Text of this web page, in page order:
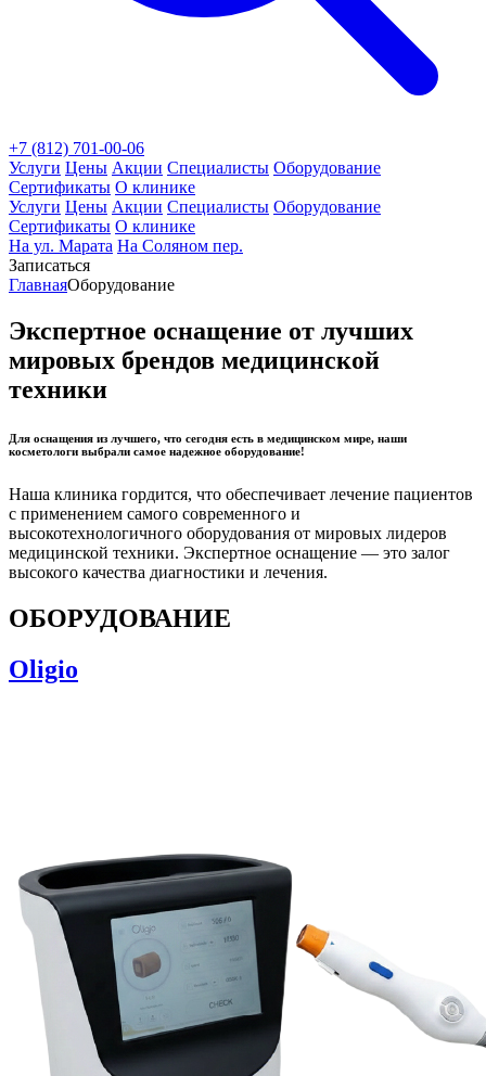
+7 (812) 701-00-06
Услуги Цены Акции Специалисты Оборудование
Сертификаты О клинике
Услуги Цены Акции Специалисты Оборудование
Сертификаты О клинике
На ул. Марата На Соляном пер.
Записаться
ГлавнаяОборудование
Экспертное оснащение от лучших
мировых брендов медицинской
техники
Для оснащения из лучшего, что сегодня есть в медицинском мире, наши
косметологи выбрали самое надежное оборудование!
Наша клиника гордится, что обеспечивает лечение пациентов
с применением самого современного и
высокотехнологичного оборудования от мировых лидеров
медицинской техники. Экспертное оснащение — это залог
высокого качества диагностики и лечения.
ОБОРУДОВАНИЕ
Oligio